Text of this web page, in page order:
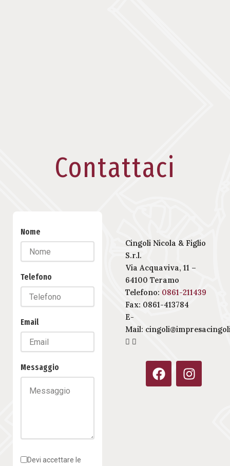
Contattaci
Nome
Telefono
Email
Messaggio
Devi accettare le
Cingoli Nicola & Figlio
S.r.l.
Via Acquaviva, 11 –
64100 Teramo
Telefono: 0861-211439
Fax: 0861-413784
E-
Mail:
F
a
I
n